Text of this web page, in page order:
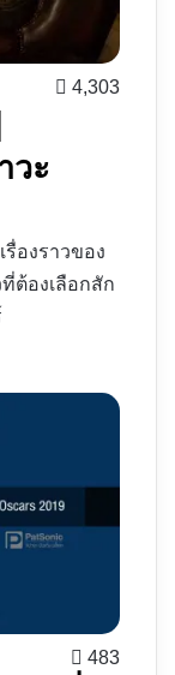
4,303
วะ
รื่องราวของ
ต้องเลือกสัก
483